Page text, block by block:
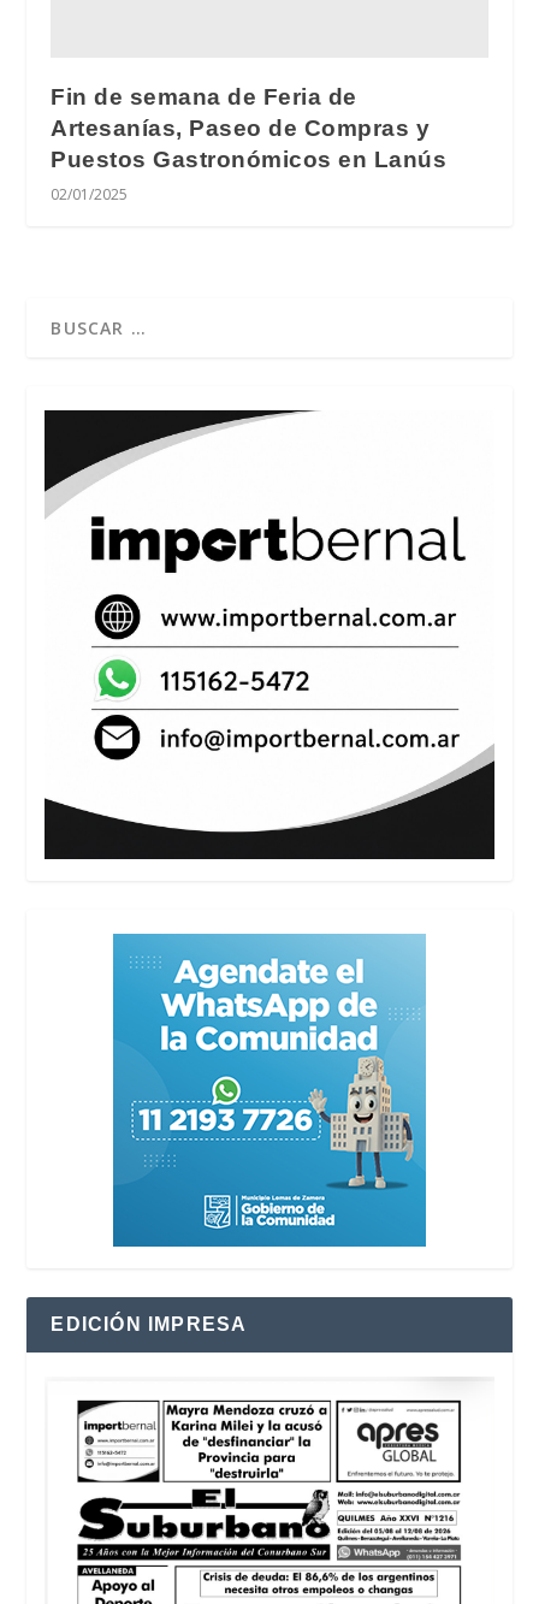
Fin de semana de Feria de
Artesanías, Paseo de Compras y
Puestos Gastronómicos en Lanús
02/01/2025
EDICIÓN IMPRESA